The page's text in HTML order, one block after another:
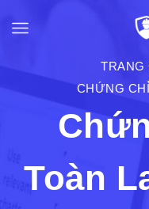
TRANG
CHỨNG
Toàn